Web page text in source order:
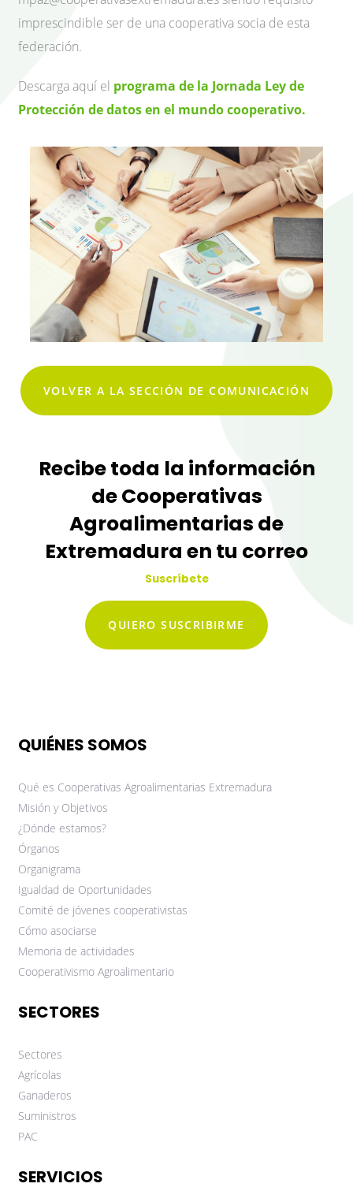
imprescindible ser de una cooperativa socia de esta
federación.
Descarga aquí el programa de la Jornada Ley de
Protección de datos en el mundo cooperativo.
VOLVER A LA SECCIÓN DE COMUNICACIÓN
Recibe toda la información
de Cooperativas
Agroalimentarias de
Extremadura en tu correo
Suscríbete
QUIERO SUSCRIBIRME
QUIÉNES SOMOS
Qué es Cooperativas Agroalimentarias Extremadura
Misión y Objetivos
¿Dónde estamos?
Órganos
Organigrama
Igualdad de Oportunidades
Comité de jóvenes cooperativistas
Cómo asociarse
Memoria de actividades
Cooperativismo Agroalimentario
SECTORES
Sectores
Agrícolas
Ganaderos
Suministros
PAC
SERVICIOS